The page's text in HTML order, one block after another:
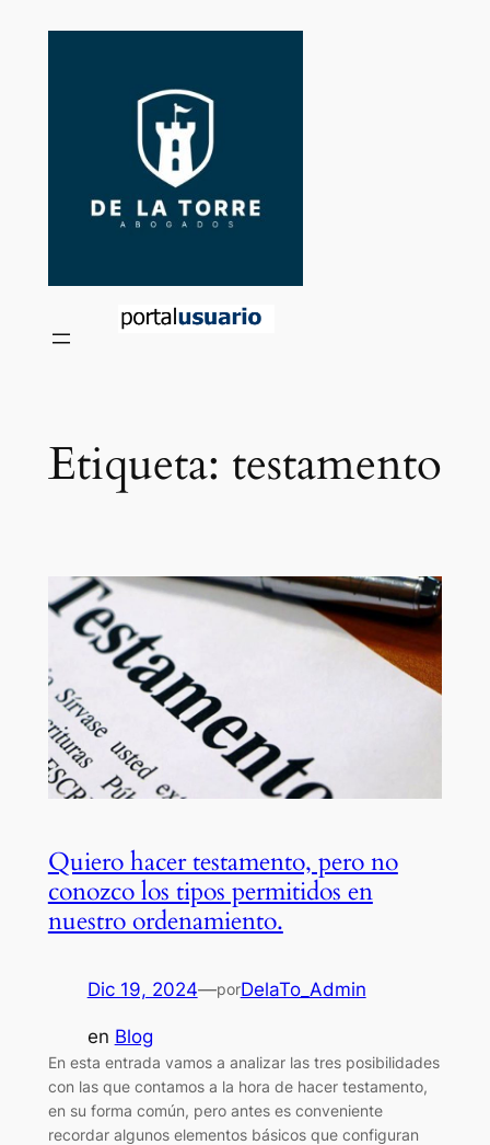
Etiqueta: testamento
Quiero hacer testamento, pero no
conozco los tipos permitidos en
nuestro ordenamiento.
Dic 19, 2024—porDelaTo_Admin
en Blog
En esta entrada vamos a analizar las tres posibilidades
con las que contamos a la hora de hacer testamento,
en su forma común, pero antes es conveniente
recordar algunos elementos básicos que configuran